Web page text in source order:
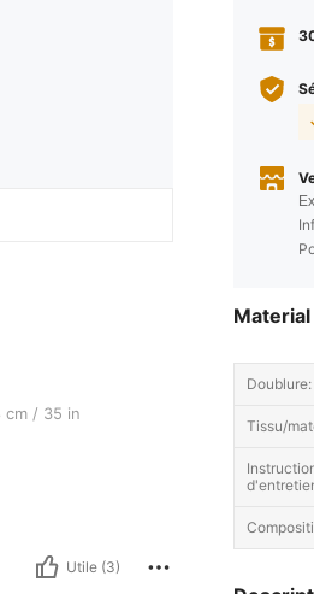
cm / 35 in, Taille: 58 cm / 23 in, Couleur:
cm / 35 in
Utile (3)
Doublure:
Tissu/